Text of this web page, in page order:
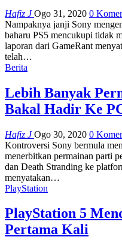
Hafiz JOgo 31, 2020 0
Nampaknya janji Sony
baharu PS5 mencukupi tidak
laporan dari GameRant
telah…
Berita
Lebih Banyak
Bakal Hadir Ke
Hafiz JOgo 30, 2020 0
Kontroversi Sony bermula
menerbitkan permainan parti
dan Death Stranding ke
menyatakan…
PlayStation
PlayStation 5
Pertama Kali